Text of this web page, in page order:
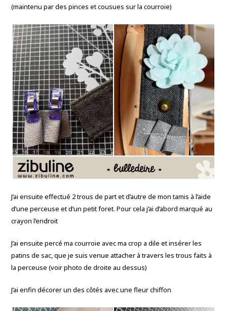
(maintenu par des pinces et cousues sur la courroie)
J’ai ensuite effectué 2 trous de part et d’autre de mon tamis à l’aide
d’une perceuse et d’un petit foret. Pour cela j’ai d’abord marqué au
crayon l’endroit
J’ai ensuite percé ma courroie avec ma crop a dile et insérer les
patins de sac, que je suis venue attacher à travers les trous faits à
la perceuse (voir photo de droite au dessus)
J’ai enfin décorer un des côtés avec une fleur chiffon